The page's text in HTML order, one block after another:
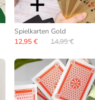
Spielkarten Gold
12,95 €
14,95 €